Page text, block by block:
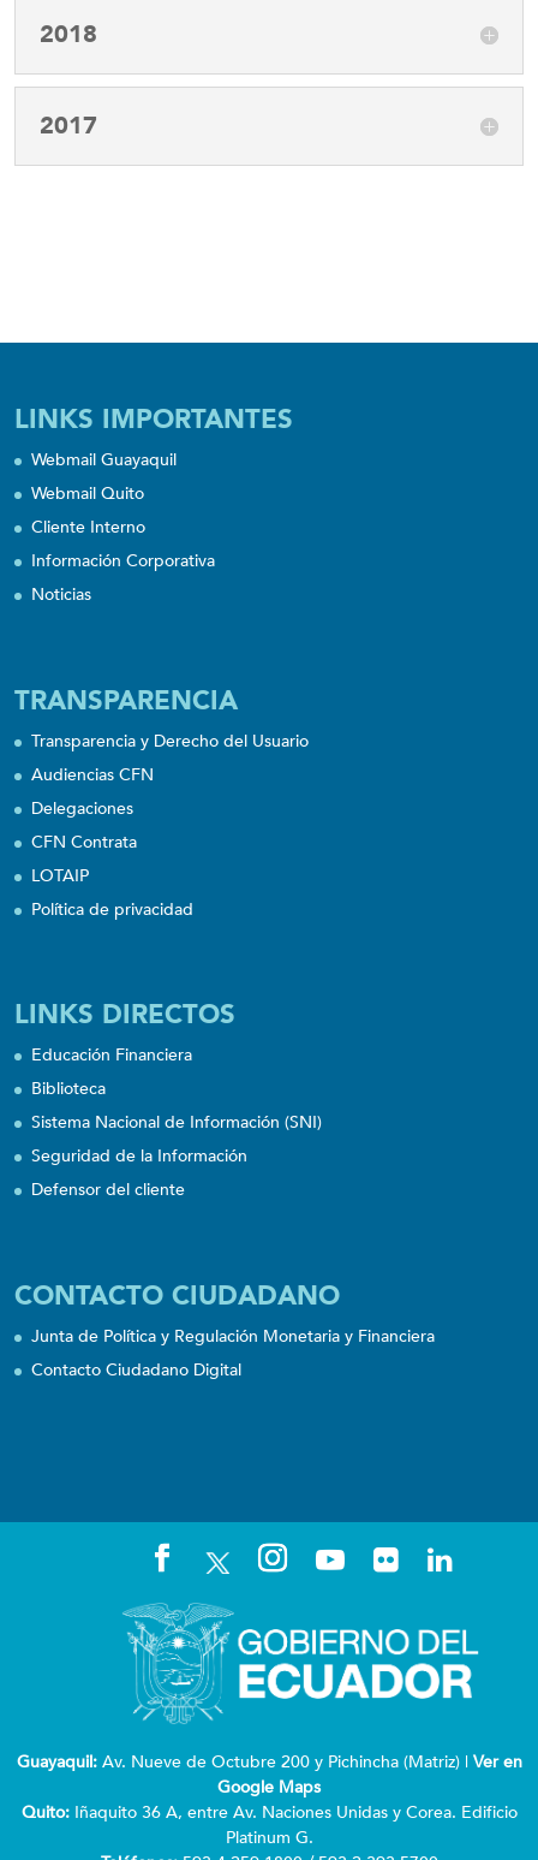
2018
2017
LINKS IMPORTANTES
Webmail Guayaquil
Webmail Quito
Cliente Interno
Información Corporativa
Noticias
TRANSPARENCIA
Transparencia y Derecho del Usuario
Audiencias CFN
Delegaciones
CFN Contrata
LOTAIP
Política de privacidad
LINKS DIRECTOS
Educación Financiera
Biblioteca
Sistema Nacional de Información (SNI)
Seguridad de la Información
Defensor del cliente
CONTACTO CIUDADANO
Junta de Política y Regulación Monetaria y Financiera
Contacto Ciudadano Digital
Guayaquil:Av. Nueve de Octubre 200 y Pichincha (Matriz) | Ver en
Google Maps
Quito: Iñaquito 36 A, entre Av. Naciones Unidas y Corea. Edificio
Platinum G.